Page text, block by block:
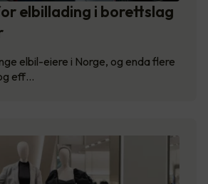
elbillading i borettslag
elbil-eiere i Norge, og enda flere
eff…